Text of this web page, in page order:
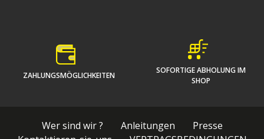
ZAHLUNGSMÖGLICHKEITEN
SOFORTIGE ABHOLUNG IM
SHOP
Wer sind wir ? Anleitungen
Presse